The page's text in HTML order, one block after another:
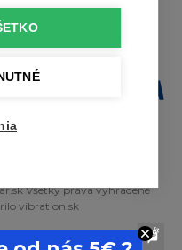
Všetky práva vyhradené
vibration.sk